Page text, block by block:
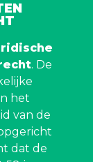
. De
het
van de
dat de